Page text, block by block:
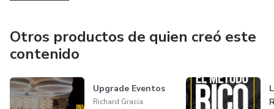
las riendas de sus finanzas y asegurarse un futuro próspero
sin demasiadas preocupaciones.
Otros productos de quien creó este
contenido
Upgrade Eventos
Richard Gracia